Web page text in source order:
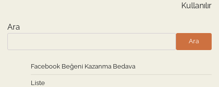
Kullanılır
Ara
Ara
Facebook Beğeni Kazanma Bedava
Liste